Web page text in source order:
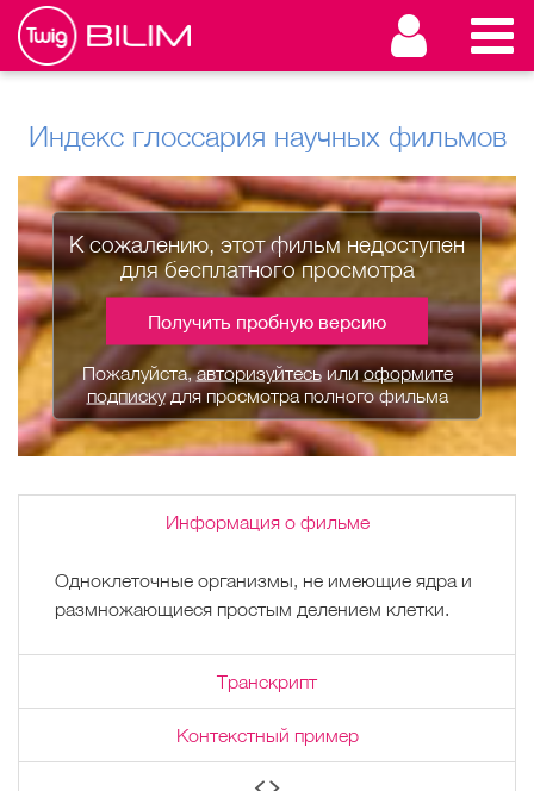
Индекс глоссария научных фильмов
К сожалению, этот фильм недоступен
для бесплатного просмотра
Получить пробную версию
Пожалуйста,авторизуйтесьилиоформите
подпискудля просмотра полного фильма
Информация о фильме
Одноклеточные организмы, не имеющие ядра и
размножающиеся простым делением клетки.
Транскрипт
Контекстный пример